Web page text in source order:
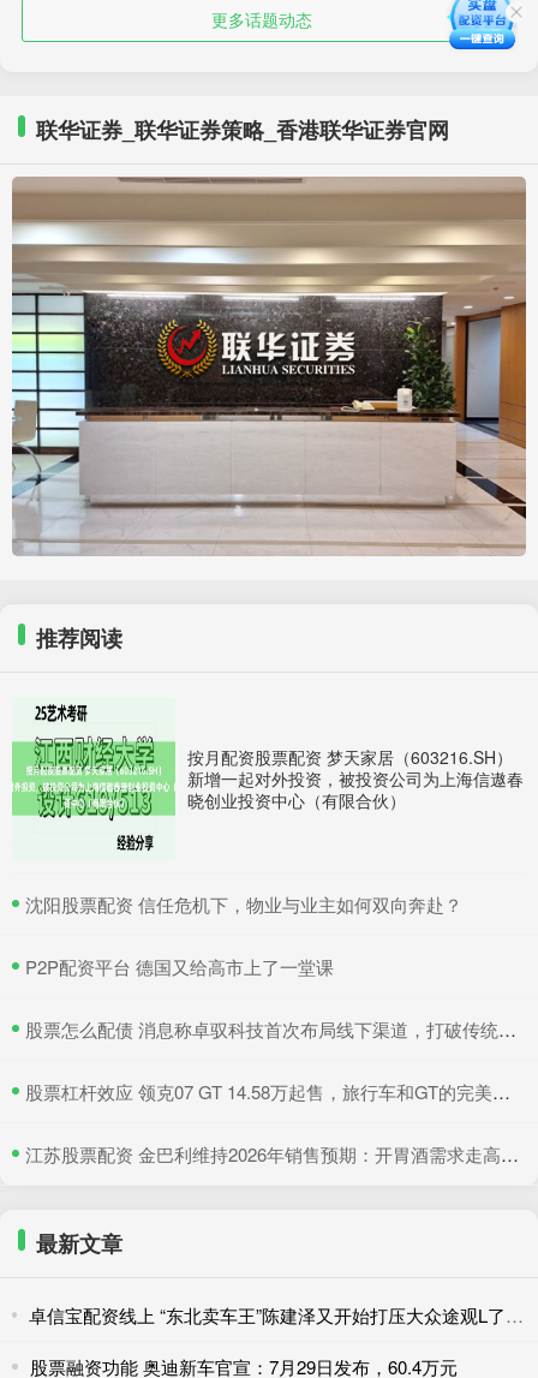
更多话题动态
联华证券_联华证券策略_香港联华证券官网
推荐阅读
按月配资股票配资 梦天家居（603216.SH）
新增一起对外投资，被投资公司为上海信遨春
晓创业投资中心（有限合伙）
​沈阳股票配资 信任危机下，物业与业主如何双向奔赴？
​P2P配资平台 德国又给高市上了一堂课
​股票怎么配债 消息称卓驭科技首次布局线下渠道，打破传统供应商隐居幕后模式
​股票杠杆效应 领克07 GT 14.58万起售，旅行车和GT的完美结合
​江苏股票配资 金巴利维持2026年销售预期：开胃酒需求走高，抵消美国波本威士忌销量下滑
最新文章
卓信宝配资线上 “东北卖车王”陈建泽又开始打压大众途观L了 花费1600万打包200
股票融资功能 奥迪新车官宣：7月29日发布，60.4万元